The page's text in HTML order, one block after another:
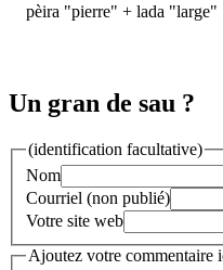
pèira "pierre" + lada "large"
Un gran de sau ?
(identification facultative)
Nom
Courriel (non publié)
Votre site web
Ajoutez votre commentaire